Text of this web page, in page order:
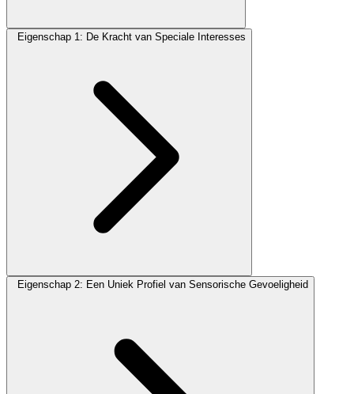
Eigenschap 1: De Kracht van Speciale Interesses
Eigenschap 2: Een Uniek Profiel van Sensorische Gevoeligheid